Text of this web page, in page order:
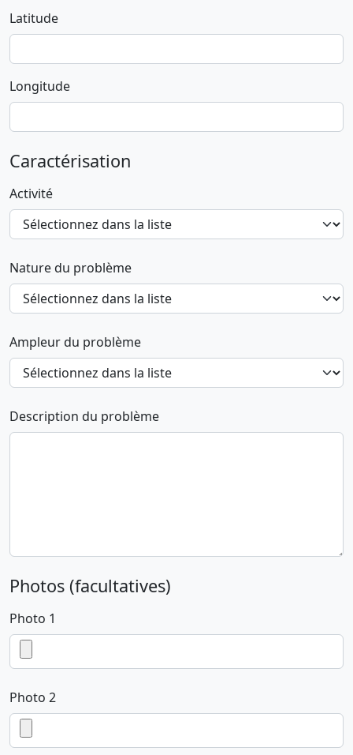
Latitude
Longitude
Caractérisation
Activité
Nature du problème
Ampleur du problème
Description du problème
Photos (facultatives)
Photo 1
Photo 2